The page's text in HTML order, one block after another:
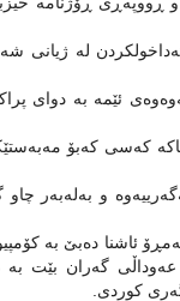
له‌ ژیانی
ئێمه‌ به‌ دوای
تاکه‌ که‌سی که‌بۆ
و‌ به‌له‌به‌ر
ئاشنا ده‌بێ به‌
گه‌ران بێت به‌
کوردی.